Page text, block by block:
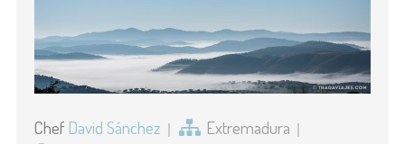
Chef David Sánchez
Extremadura